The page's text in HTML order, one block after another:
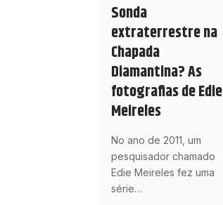
Sonda
extraterrestre na
Chapada
Diamantina? As
fotografias de Edie
Meireles
No ano de 2011, um
pesquisador chamado
Edie Meireles fez uma
série…